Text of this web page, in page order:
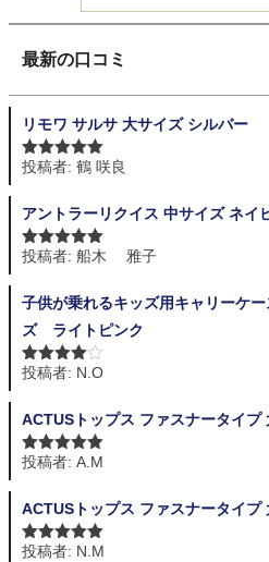
最新の口コミ
リモワ サルサ 大サイズ シルバー
5段階中 5の
投稿者: 鶴 咲良
アントラーリクイス 中サイズ ネイ
5段階中 5の
投稿者: 船木 雅子
子供が乗れるキッズ用キャリーケ
ズ ライトピンク
5段階中 4
投稿者: N.O
ACTUSトップス ファスナータイプ
5段階中 5の
投稿者: A.M
ACTUSトップス ファスナータイプ
5段階中 5の
投稿者: N.M